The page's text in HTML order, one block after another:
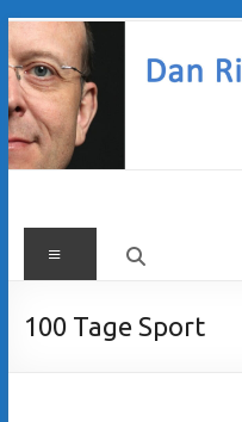
Zum
Inhalt
springen
Dan
Richter
Menü
100 Tage Sport